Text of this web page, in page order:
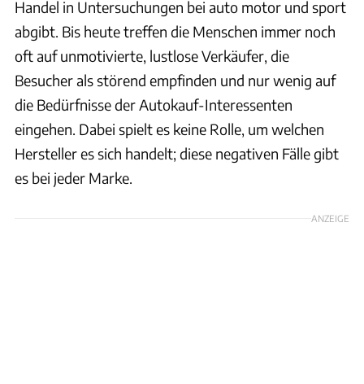
Handel in Untersuchungen bei auto motor und sport
abgibt. Bis heute treffen die Menschen immer noch
oft auf unmotivierte, lustlose Verkäufer, die
Besucher als störend empfinden und nur wenig auf
die Bedürfnisse der Autokauf-Interessenten
eingehen. Dabei spielt es keine Rolle, um welchen
Hersteller es sich handelt; diese negativen Fälle gibt
es bei jeder Marke.
ANZEIGE